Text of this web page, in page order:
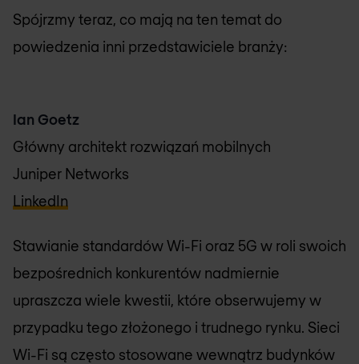
Spójrzmy teraz, co mają na ten temat do
powiedzenia inni przedstawiciele branży:
Ian Goetz
Główny architekt rozwiązań mobilnych
Juniper Networks
LinkedIn
Stawianie standardów Wi-Fi oraz 5G w roli swoich
bezpośrednich konkurentów nadmiernie
upraszcza wiele kwestii, które obserwujemy w
przypadku tego złożonego i trudnego rynku. Sieci
Wi-Fi są często stosowane wewnątrz budynków